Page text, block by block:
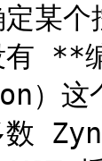
某
有
）这
数